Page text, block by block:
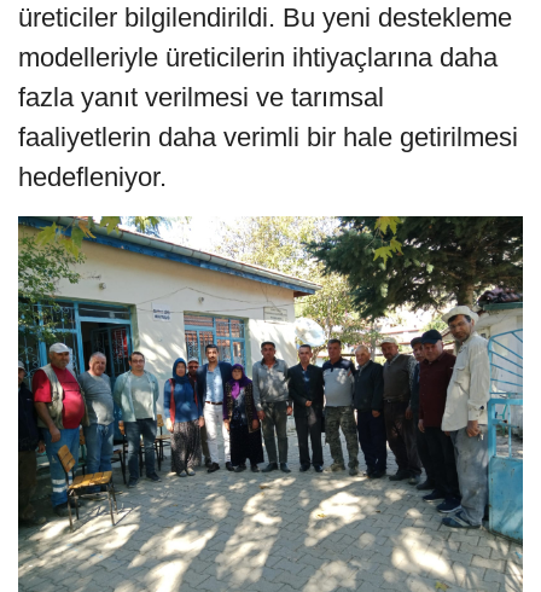
üreticiler bilgilendirildi. Bu yeni destekleme
modelleriyle üreticilerin ihtiyaçlarına daha
fazla yanıt verilmesi ve tarımsal
faaliyetlerin daha verimli bir hale getirilmesi
hedefleniyor.